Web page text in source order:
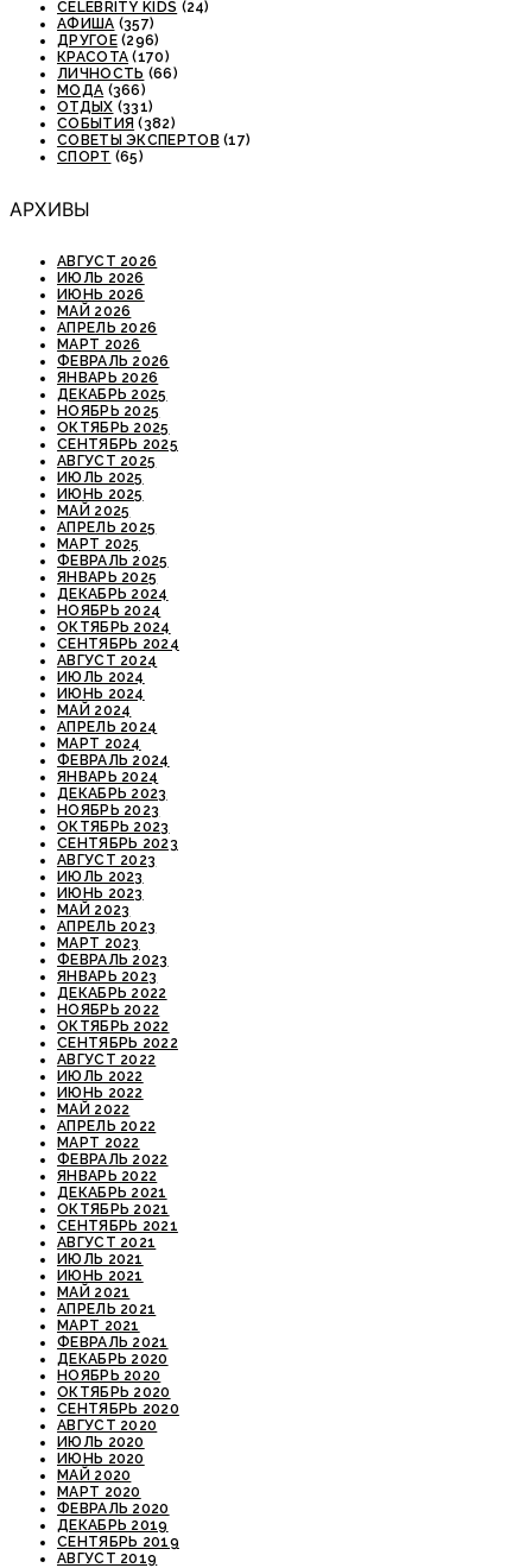
CELEBRITY KIDS (24)
АФИША (357)
ДРУГОЕ(296)
КРАСОТА (170)
ЛИЧНОСТЬ (66)
МОДА (366)
ОТДЫХ (331)
СОБЫТИЯ (382)
СОВЕТЫ ЭКСПЕРТОВ (17)
СПОРТ (65)
АРХИВЫ
АВГУСТ 2026
ИЮЛЬ 2026
ИЮНЬ 2026
МАЙ 2026
АПРЕЛЬ 2026
МАРТ 2026
ФЕВРАЛЬ 2026
ЯНВАРЬ 2026
ДЕКАБРЬ 2025
НОЯБРЬ 2025
ОКТЯБРЬ 2025
СЕНТЯБРЬ 2025
АВГУСТ 2025
ИЮЛЬ 2025
ИЮНЬ 2025
МАЙ 2025
АПРЕЛЬ 2025
МАРТ 2025
ФЕВРАЛЬ 2025
ЯНВАРЬ 2025
ДЕКАБРЬ 2024
НОЯБРЬ 2024
ОКТЯБРЬ 2024
СЕНТЯБРЬ 2024
АВГУСТ 2024
ИЮЛЬ 2024
ИЮНЬ 2024
МАЙ 2024
АПРЕЛЬ 2024
МАРТ 2024
ФЕВРАЛЬ 2024
ЯНВАРЬ 2024
ДЕКАБРЬ 2023
НОЯБРЬ 2023
ОКТЯБРЬ 2023
СЕНТЯБРЬ 2023
АВГУСТ 2023
ИЮЛЬ 2023
ИЮНЬ 2023
МАЙ 2023
АПРЕЛЬ 2023
МАРТ 2023
ФЕВРАЛЬ 2023
ЯНВАРЬ 2023
ДЕКАБРЬ 2022
НОЯБРЬ 2022
ОКТЯБРЬ 2022
СЕНТЯБРЬ 2022
АВГУСТ 2022
ИЮЛЬ 2022
ИЮНЬ 2022
МАЙ 2022
АПРЕЛЬ 2022
МАРТ 2022
ФЕВРАЛЬ 2022
ЯНВАРЬ 2022
ДЕКАБРЬ 2021
ОКТЯБРЬ 2021
СЕНТЯБРЬ 2021
АВГУСТ 2021
ИЮЛЬ 2021
ИЮНЬ 2021
МАЙ 2021
АПРЕЛЬ 2021
МАРТ 2021
ФЕВРАЛЬ 2021
ДЕКАБРЬ 2020
НОЯБРЬ 2020
ОКТЯБРЬ 2020
СЕНТЯБРЬ 2020
АВГУСТ 2020
ИЮЛЬ 2020
ИЮНЬ 2020
МАЙ 2020
МАРТ 2020
ФЕВРАЛЬ 2020
ДЕКАБРЬ 2019
СЕНТЯБРЬ 2019
АВГУСТ 2019